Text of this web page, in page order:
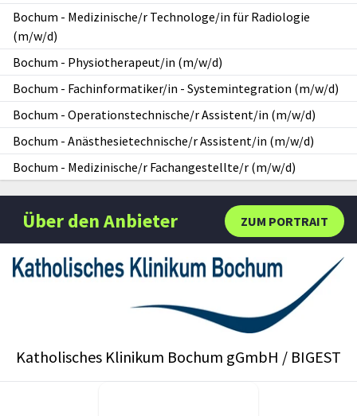
Bochum - Medizinische/r Technologe/in für Radiologie
(m/w/d)
Bochum - Physiotherapeut/in (m/w/d)
Bochum - Fachinformatiker/in - Systemintegration (m/w/d)
Bochum - Operationstechnische/r Assistent/in (m/w/d)
Bochum - Anästhesietechnische/r Assistent/in (m/w/d)
Bochum - Medizinische/r Fachangestellte/r (m/w/d)
ZUM PORTRAIT
Über den Anbieter
Katholisches Klinikum Bochum gGmbH / BIGEST